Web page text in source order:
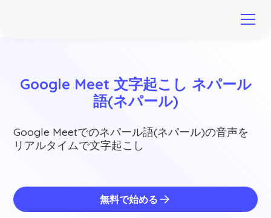
Google Meet 文字起こし ネパール
語(ネパール)
Google Meetでのネパール語(ネパール)の音声を
リアルタイムで文字起こし
無料で始める